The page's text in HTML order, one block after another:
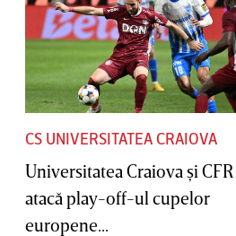
CS UNIVERSITATEA CRAIOVA
Universitatea Craiova şi
atacă play-off-ul cupelor
europene...